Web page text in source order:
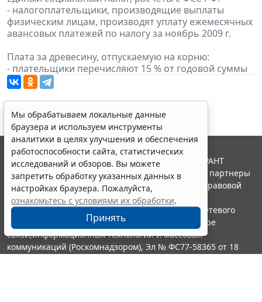
- налогоплательщики, производящие выплаты
физическим лицам, производят уплату ежемесячных
авансовых платежей по налогу за ноябрь 2009 г.
Плата за древесину, отпускаемую на корню:
- плательщики перечисляют 15 % от годовой суммы
Мы обрабатываем локальные данные
браузера и используем инструменты
аналитики в целях улучшения и обеспечения
работоспособности сайта, статистических
исследований и обзоров. Вы можете
запретить обработку указанных данных в
настройках браузера. Пожалуйста,
ознакомьтесь с условиями их обработки.
Принять
© ООО "НПП "ГАРАНТ-СЕРВИС", 2026. Система ГАРАНТ
выпускается с 1990 года. Компания "Гарант" и ее партнеры
являются участниками Российской ассоциации правовой
информации ГАРАНТ.
Портал ГАРАНТ.РУ зарегистрирован в качестве сетевого
издания Федеральной службой по надзору в сфере
связи,информационных технологий и массовых
коммуникаций (Роскомнадзором), Эл № ФС77-58365 от 18